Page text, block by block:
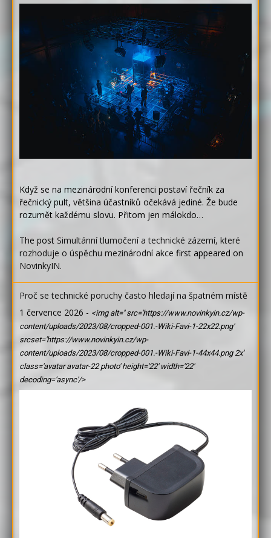
Když se na mezinárodní konferenci postaví řečník za
řečnický pult, většina účastníků očekává jediné. Že bude
rozumět každému slovu. Přitom jen málokdo…
The post Simultánní tlumočení a technické zázemí, které
rozhoduje o úspěchu mezinárodní akce first appeared on
NovinkyIN.
Proč se technické poruchy často hledají na špatném místě
1 července 2026 - <img alt='' src='https://www.novinkyin.cz/wp-
content/uploads/2023/08/cropped-001.-Wiki-Favi-1-22x22.png'
srcset='https://www.novinkyin.cz/wp-
content/uploads/2023/08/cropped-001.-Wiki-Favi-1-44x44.png 2x'
class='avatar avatar-22 photo' height='22' width='22'
decoding='async'/>